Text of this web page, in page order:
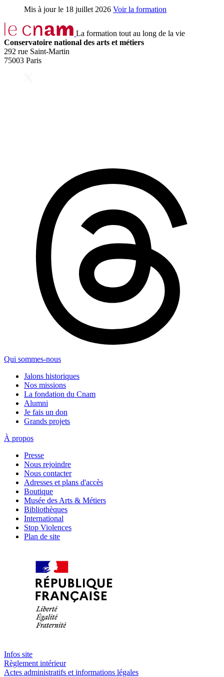
Mis à jour le 18 juillet 2026 Voir la formation
La formation tout au long de la vie
Conservatoire national des arts et métiers
292 rue Saint-Martin
75003 Paris
Qui sommes-nous
Jalons historiques
Nos missions
La fondation du Cnam
Alumni
Je fais un don
Grands projets
À propos
Presse
Nous rejoindre
Nous contacter
Adresses et plans d'accès
Boutique
Musée des Arts & Métiers
Bibliothèques
International
Stop Violences
Plan de site
Infos site
Règlement intérieur
Actes administratifs et informations légales